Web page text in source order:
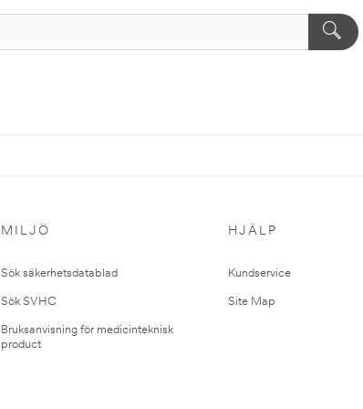
MILJÖ
Sök säkerhetsdatablad
Sök SVHC
Bruksanvisning för medicinteknisk
product
HJÄLP
Kundservice
Site Map